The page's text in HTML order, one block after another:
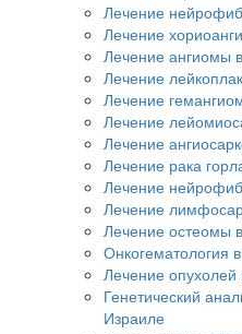
Лечение
Лечение
Лечение ангиомы
Лечение
Лечение
Лечение
Лечение
Лечение рака
Лечение
Лечение
Лечение остеомы
Онкогематология
Лечение опухолей
Генетический
Израиле